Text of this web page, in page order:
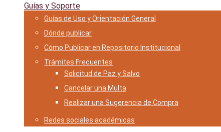
Guías y Soporte
Guías de Uso y Orientación General
Dónde publicar
Cómo Publicar en Repositorio Institucional
Trámites Frecuentes
Solicitud de Paz y Salvo
Cancelar una Multa
Realizar una Sugerencia de Compra
Redes sociales académicas